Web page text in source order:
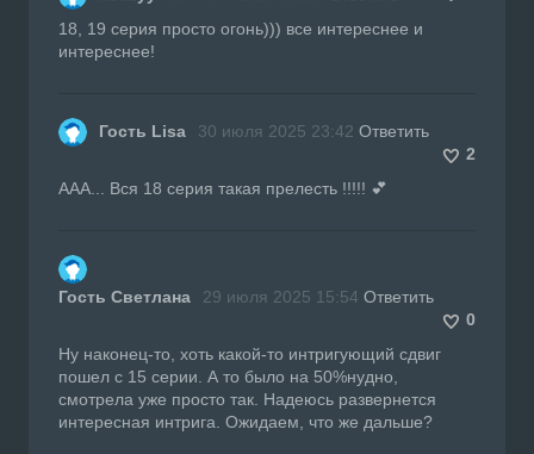
18, 19 серия просто огонь))) все интереснее и
интереснее!
Гость Lisa 30 июля 2025 23:42 Ответить
2
ААА... Вся 18 серия такая прелесть !!!!! 💕
Гость Светлана 29 июля 2025 15:54 Ответить
0
Ну наконец-то, хоть какой-то интригующий сдвиг
пошел с 15 серии. А то было на 50%нудно,
смотрела уже просто так. Надеюсь развернется
интересная интрига. Ожидаем, что же дальше?